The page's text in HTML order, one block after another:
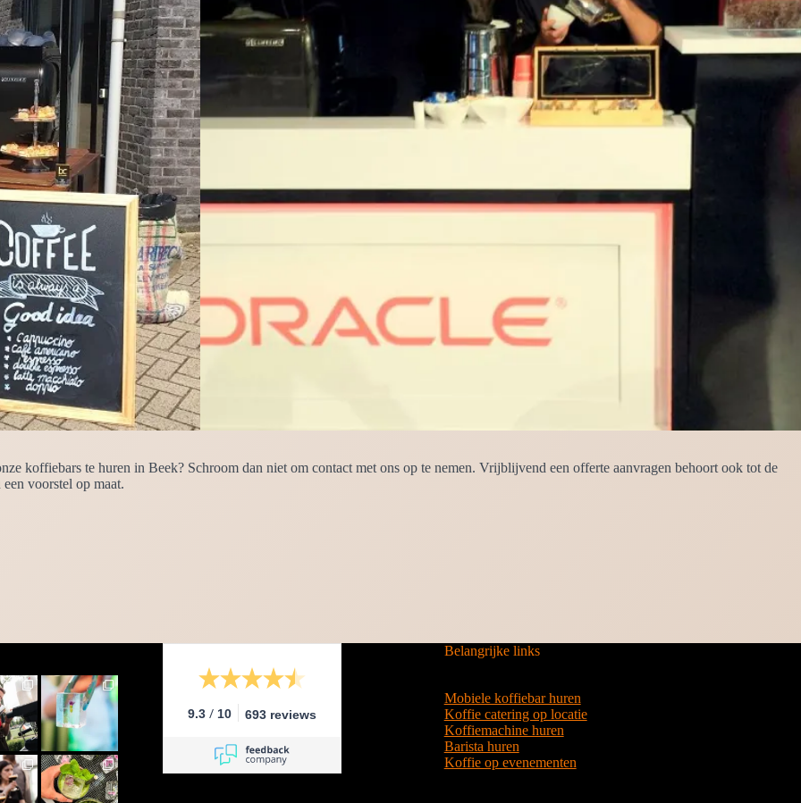
koffiebars te huren in Beek? Schroom dan niet om contact met ons op te nemen. Vrijblijvend een offerte aanvragen behoort ook tot de
voorstel op maat.
9.3 / 10 693 reviews
Belangrijke links
Mobiele koffiebar huren
Koffie catering op locatie
Koffiemachine huren
Barista huren
Koffie op evenementen